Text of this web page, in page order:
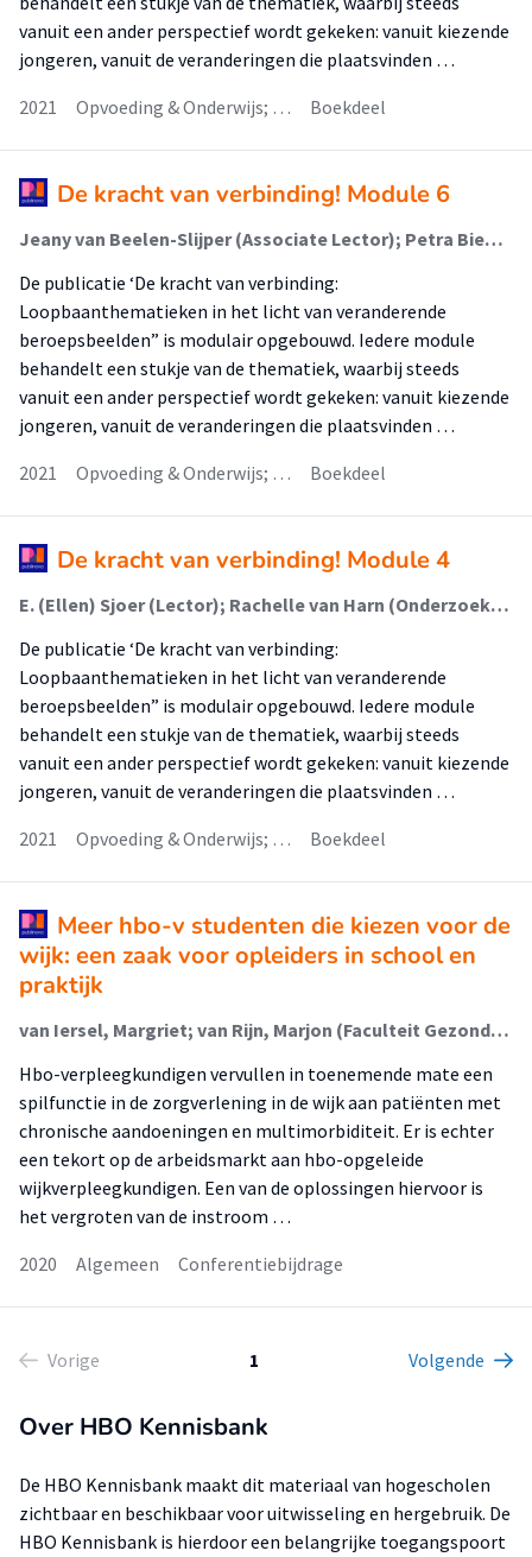
vanuit een ander perspectief wordt gekeken: vanuit kiezende
jongeren, vanuit de veranderingen die plaatsvinden …
2021
Opvoeding & Onderwijs; … Boekdeel
De kracht van verbinding! Module 6
Jeany van Beelen-Slijper (Associate Lector); Petra Biemans (Lector); Rachelle van Harn (Onderzoeker); Piet Verstegen (Onderzoeker); E. (Ellen) Sjoer (Lector)
De publicatie ‘De kracht van verbinding:
Loopbaanthematieken in het licht van veranderende
beroepsbeelden” is modulair opgebouwd. Iedere module
behandelt een stukje van de thematiek, waarbij steeds
vanuit een ander perspectief wordt gekeken: vanuit kiezende
jongeren, vanuit de veranderingen die plaatsvinden …
2021
Opvoeding & Onderwijs; … Boekdeel
De kracht van verbinding! Module 4
E. (Ellen) Sjoer (Lector); Rachelle van Harn (Onderzoeker); Petra Biemans (Lector); Jeany van Beelen-Slijper (Associate Lector); Piet Verstegen (Onderzoeker)
De publicatie ‘De kracht van verbinding:
Loopbaanthematieken in het licht van veranderende
beroepsbeelden” is modulair opgebouwd. Iedere module
behandelt een stukje van de thematiek, waarbij steeds
vanuit een ander perspectief wordt gekeken: vanuit kiezende
jongeren, vanuit de veranderingen die plaatsvinden …
2021
Opvoeding & Onderwijs; … Boekdeel
Meer hbo-v studenten die kiezen voor de
wijk: een zaak voor opleiders in school en
praktijk
van Iersel, Margriet; van Rijn, Marjon (Faculteit Gezondheid); Colenbrander, S.; Leijdekkers, M.L.A.
Hbo-verpleegkundigen vervullen in toenemende mate een
spilfunctie in de zorgverlening in de wijk aan patiënten met
chronische aandoeningen en multimorbiditeit. Er is echter
een tekort op de arbeidsmarkt aan hbo-opgeleide
wijkverpleegkundigen. Een van de oplossingen hiervoor is
het vergroten van de instroom …
2020
Algemeen Conferentiebijdrage
Vorige 1 Volgende
Over HBO Kennisbank
De HBO Kennisbank maakt dit materiaal van hogescholen
zichtbaar en beschikbaar voor uitwisseling en hergebruik. De
HBO Kennisbank is hierdoor een belangrijke toegangspoort